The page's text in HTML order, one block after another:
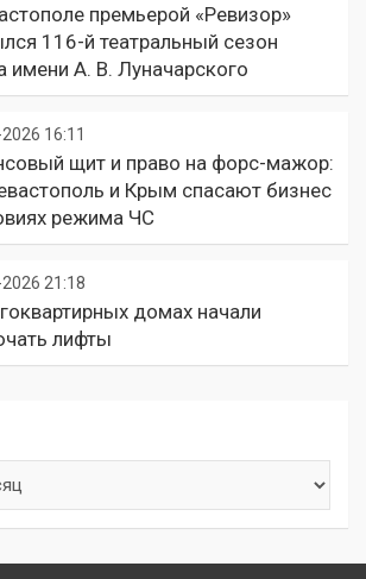
премьерой «Ревизор»
116-й театральный сезон
имени А. В. Луначарского
16:11
щит и право на форс-мажор:
и Крым спасают бизнес
режима ЧС
21:18
домах начали
лифты